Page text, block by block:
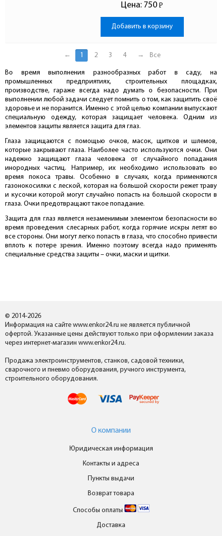
Цена: 750 Р
-
Добавить в корзину
← 1 2 3 4 → Все
Во время выполнения разнообразных работ в саду, на
промышленных предприятиях, строительных площадках,
производстве, гараже всегда надо думать о безопасности. При
выполнении любой задачи следует помнить о том, как защитить своё
здоровье и не поранится. Именно с этой целью компании выпускают
специальную одежду, которая защищает человека. Одним из
элементов защиты является защита для глаз.
Глаза защищаются с помощью очков, масок, щитков и шлемов,
которые закрывают глаза. Наиболее часто используются очки. Они
надежно защищают глаза человека от случайного попадания
инородных частиц. Например, их необходимо использовать во
время покоса травы. Особенно в случаях, когда применяются
газонокосилки с леской, которая на большой скорости режет траву
и кусочки которой могут случайно попасть на большой скорости в
глаза. Очки предотвращают такое попадание.
Защита для глаз является незаменимым элементом безопасности во
время проведения слесарных работ, когда горячие искры летят во
все стороны. Они могут легко попасть в глаза, что способно привести
вплоть к потере зрения. Именно поэтому всегда надо применять
специальные средства защиты – очки, маски и щитки.
© 2014-2026
Информация на сайте www.enkor24.ru не является публичной
офертой. Указанные цены действуют только при оформлении заказа
через интернет-магазин www.enkor24.ru.
Продажа электроинструментов, станков, садовой техники,
сварочного и пневмо оборудования, ручного инструмента,
строительного оборудования.
О компании
Юридическая информация
Контакты и адреса
Пункты выдачи
Возврат товара
Способы оплаты
Доставка